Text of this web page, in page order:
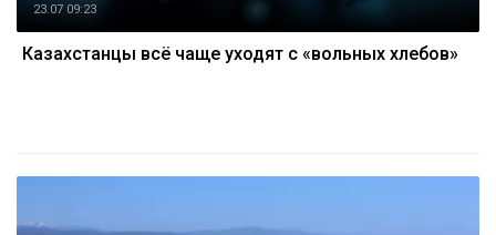
23.07 09:23
Казахстанцы всё чаще уходят с «вольных хлебов»